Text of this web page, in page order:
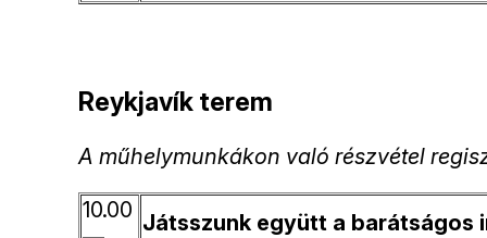
Reykjavík terem
A műhelymunkákon való részvétel
10.00 Játsszunk együtt a barátságos